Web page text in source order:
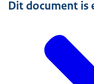
Dit document is